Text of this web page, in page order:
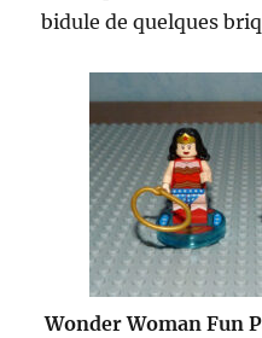
bidule de quelques
Wonder Woman Fun